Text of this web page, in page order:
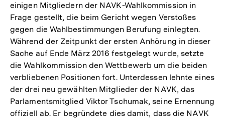
einigen Mitgliedern der NAVK-Wahlkommission in
Frage gestellt, die beim Gericht wegen Verstoßes
gegen die Wahlbestimmungen Berufung einlegten.
Während der Zeitpunkt der ersten Anhörung in dieser
Sache auf Ende März 2016 festgelegt wurde, setzte
die Wahlkommission den Wettbewerb um die beiden
verbliebenen Positionen fort. Unterdessen lehnte eines
der drei neu gewählten Mitglieder der NAVK, das
Parlamentsmitglied Viktor Tschumak, seine Ernennung
offiziell ab. Er begründete dies damit, dass die NAVK